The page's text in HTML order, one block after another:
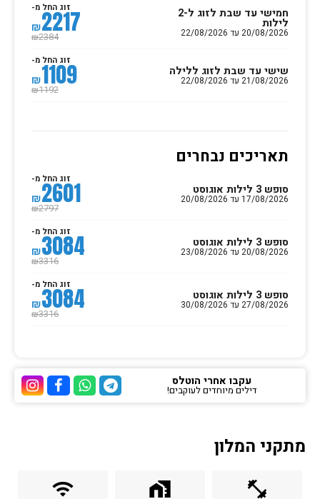
חמישי עד שבת לזוג ל-2
לילות
20/08/2026 עד 22/08/2026
זוג החל מ-
₪2217
₪2384
שישי עד שבת לזוג ללילה
21/08/2026 עד 22/08/2026
זוג החל מ-
₪1109
₪1192
תאריכים נבחרים
סופש 3 לילות אוגוסט
17/08/2026 עד 20/08/2026
זוג החל מ-
₪2601
₪2797
סופש 3 לילות אוגוסט
20/08/2026 עד 23/08/2026
זוג החל מ-
₪3084
₪3316
סופש 3 לילות אוגוסט
27/08/2026 עד 30/08/2026
זוג החל מ-
₪3084
₪3316
ערוץ ערוץ
ערוץ הוואטסאפ של
ערוץ הטלגרם של הוטלס
עקבו אחרי הוטלס
דילים מיוחדים לעוקבים!
מתקני המלון
fitness_center
home_work
wifi